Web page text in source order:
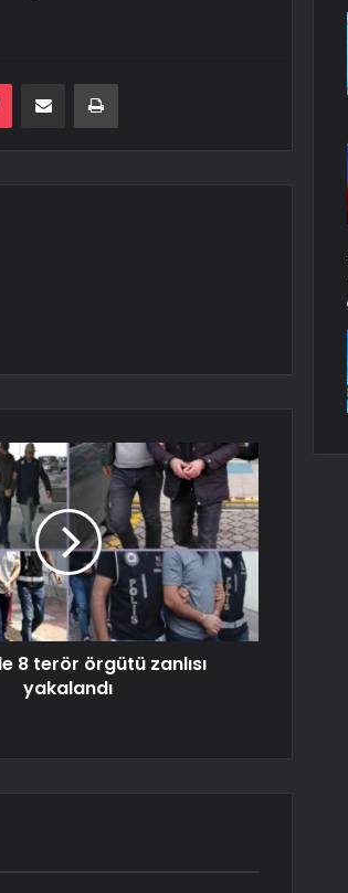
Pocket E-Posta ile paylaş Yazdır
8 terör örgütü zanlısı
yakalandı